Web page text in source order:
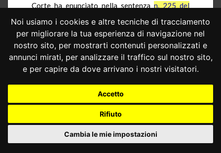
Noi usiamo i cookies e altre tecniche di tracciamento
per migliorare la tua esperienza di navigazione nel
nostro sito, per mostrarti contenuti personalizzati e
annunci mirati, per analizzare il traffico sul nostro sito,
e per capire da dove arrivano i nostri visitatori.
Accetto
Rifiuto
Cambia le mie impostazioni
Corte ha enunciato nella sentenza n. 225 del
Corte di assise, anziché seguire un equilibrato
uso degli strumenti di leale coordinamento, che
permettono di stabilire una corretta relazione
tra le sfere di autonomia costituzionale della
giurisdizione e del Parlamento, avrebbe
attribuzioni costituzionali della Camera
ricorrente.
In primo luogo, perché la scarna motivazione
della decisione di non giustificare l’assenza del
deputato Matacena all’udienza presupporrebbe